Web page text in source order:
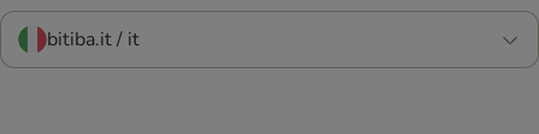
bitiba.it / it